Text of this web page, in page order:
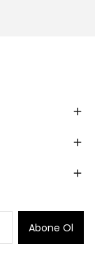
Abone Ol